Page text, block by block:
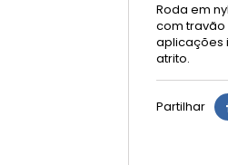
Roda em
com travão
aplicações
atrito.
Partilhar